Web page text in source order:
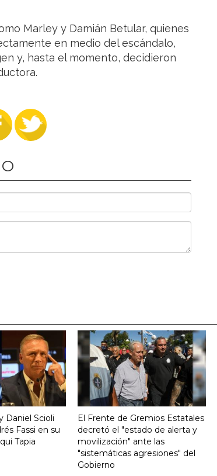
Marley y Damián Betular, quienes
en medio del escándalo,
y, hasta el momento, decidieron
Daniel Scioli
Fassi en su
Tapia
El Frente de Gremios Estatales
decretó el "estado de alerta y
movilización" ante las
"sistemáticas agresiones" del
Gobierno